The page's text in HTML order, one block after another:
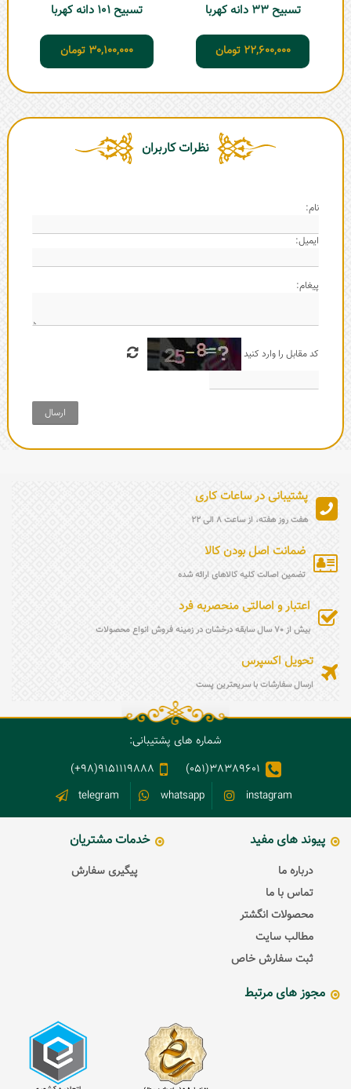
تسبیح 33 دانه کهربا
22,600,000 تومان
تسبیح 101 دانه کهربا
30,100,000 تومان
نظرات کاربران
نام:
ایمیل:
پیغام:
کد مقابل را وارد کنید
ارسال
پشتیبانی در ساعات کاری
هفت روز هفته، از ساعت 8 الی 22
ضمانت اصل بودن کالا
تضمین اصالت کلیه کالاهای ارائه شده
اعتبار و اصالتی منحصربه فرد
بیش از 70 سال سابقه درخشان در زمینه فروش انواع محصولات
تحویل اکسپرس
ارسال سفارشات با سریعترین پست
شماره های پشتیبانی:
38389601(051)
9151119888(98+)
instagram
whatsapp
telegram
پیوند های مفید
درباره ما
تماس با ما
محصولات انگشتر
مطالب سایت
ثبت سفارش خاص
خدمات مشتریان
پیگیری سفارش
مجوز های مرتبط